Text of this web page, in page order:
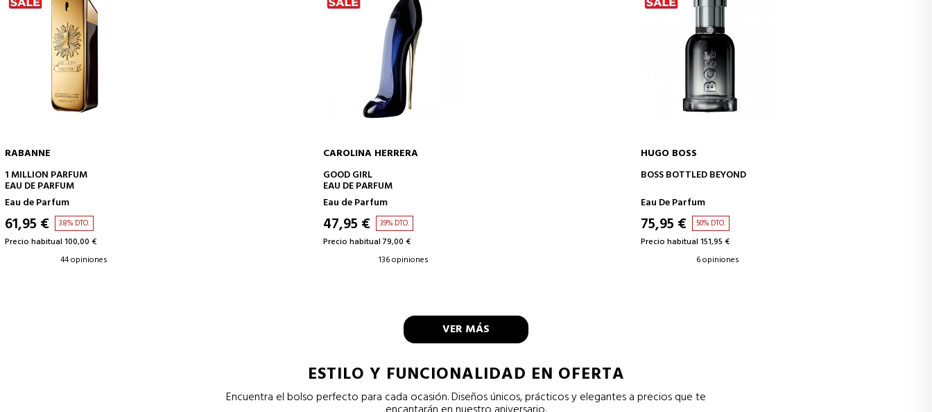
RABANNE
1 MILLION PARFUM
EAU DE PARFUM
Eau de Parfum
61,95 € 38% DTO.
Precio habitual 100,00 €
44 opiniones
CAROLINA HERRERA
GOOD GIRL
EAU DE PARFUM
Eau de Parfum
47,95 € 39% DTO.
Precio habitual 79,00 €
136 opiniones
AÑADIR A LA CESTA
HUGO BOSS
BOSS BOTTLED BEYOND
Eau De Parfum
75,95 € 50% DTO.
Precio habitual 151,95 €
6 opiniones
VER MÁS
ESTILO Y FUNCIONALIDAD EN OFERTA
Encuentra el bolso perfecto para cada ocasión. Diseños únicos, prácticos y elegantes a precios que te